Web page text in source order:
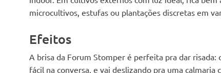
microcultivos, estufas ou plantações discretas em
Efeitos
A brisa da Forum Stomper é perfeita pra dar
fácil na conversa, e vai deslizando pra uma